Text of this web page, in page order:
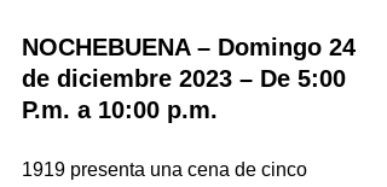
NOCHEBUENA – Domingo 24
de diciembre 2023 – De 5:00
P.m. a 10:00 p.m.
1919 presenta una cena de cinco